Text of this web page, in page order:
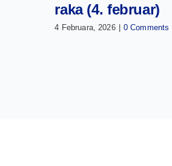
raka (4. februar)
4 Februara, 2026 0 Comments